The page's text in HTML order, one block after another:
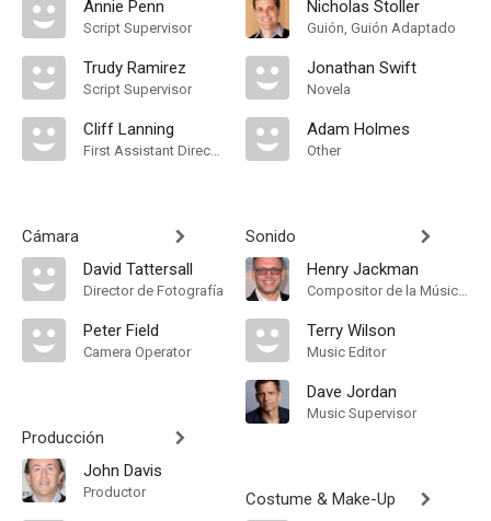
Annie Penn
Script Supervisor
Trudy Ramirez
Script Supervisor
Cliff Lanning
First Assistant Director
Cámara
David Tattersall
Director de Fotografía
Peter Field
Camera Operator
Producción
John Davis
Productor
Nicholas Stoller
Guión, Guión Adaptado
Jonathan Swift
Novela
Adam Holmes
Other
Sonido
Henry Jackman
Compositor de la Música Original
Terry Wilson
Music Editor
Dave Jordan
Music Supervisor
Costume & Make-Up